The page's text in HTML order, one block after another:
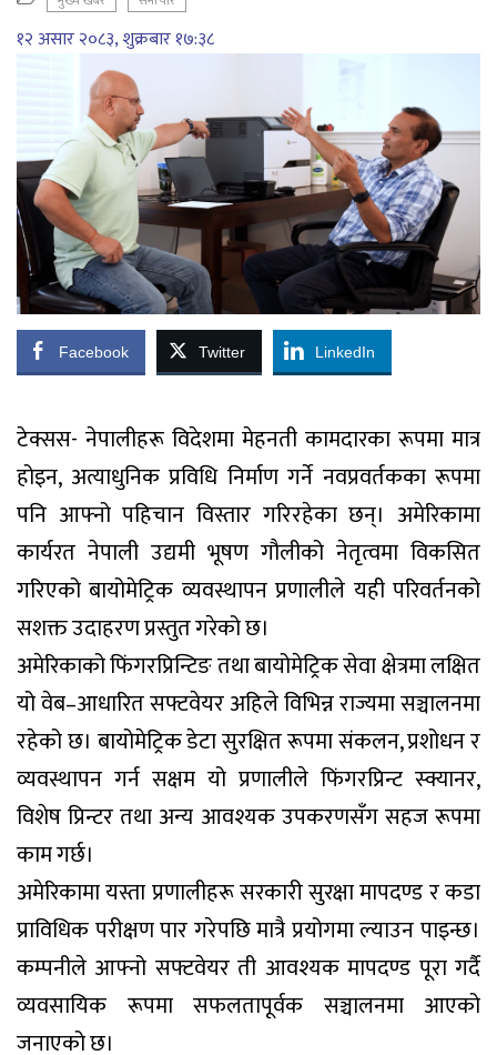
१२ असार २०८३, शुक्रबार १७:३८
Facebook Twitter LinkedIn
टेक्सस- नेपालीहरू विदेशमा मेहनती कामदारका रूपमा मात्र
होइन, अत्याधुनिक प्रविधि निर्माण गर्ने नवप्रवर्तकका रूपमा
पनि आफ्नो पहिचान विस्तार गरिरहेका छन्। अमेरिकामा
कार्यरत नेपाली उद्यमी भूषण गौलीको नेतृत्वमा विकसित
गरिएको बायोमेट्रिक व्यवस्थापन प्रणालीले यही परिवर्तनको
सशक्त उदाहरण प्रस्तुत गरेको छ।
अमेरिकाको फिंगरप्रिन्टिङ तथा बायोमेट्रिक सेवा क्षेत्रमा लक्षित
यो वेब–आधारित सफ्टवेयर अहिले विभिन्न राज्यमा सञ्चालनमा
रहेको छ। बायोमेट्रिक डेटा सुरक्षित रूपमा संकलन, प्रशोधन र
व्यवस्थापन गर्न सक्षम यो प्रणालीले फिंगरप्रिन्ट स्क्यानर,
विशेष प्रिन्टर तथा अन्य आवश्यक उपकरणसँग सहज रूपमा
काम गर्छ।
अमेरिकामा यस्ता प्रणालीहरू सरकारी सुरक्षा मापदण्ड र कडा
प्राविधिक परीक्षण पार गरेपछि मात्रै प्रयोगमा ल्याउन पाइन्छ।
कम्पनीले आफ्नो सफ्टवेयर ती आवश्यक मापदण्ड पूरा गर्दै
व्यवसायिक रूपमा सफलतापूर्वक सञ्चालनमा आएको
जनाएको छ।